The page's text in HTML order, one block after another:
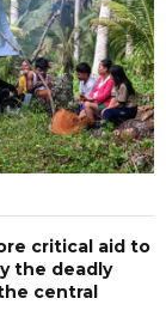
critical aid to
the deadly
central